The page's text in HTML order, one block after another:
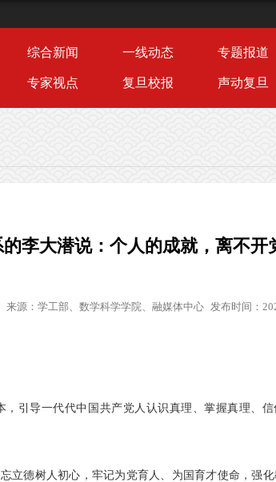
综合新闻 一线动态 专题报道
专家视点 复旦校报 声动复旦
李大潜说：个人的成就，离不开
来源： 学工部、数学科学学院、融媒体中心 发布时间：
引导一代代中国共产党人认识真理、掌握真理、信
立德树人初心，牢记为党育人、为国育才使命，强